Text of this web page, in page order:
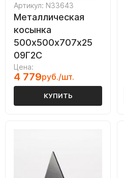
Артикул: N33643
Металлическая
косынка
500х500х707х25
09Г2С
Цена:
4 779руб./шт.
КУПИТЬ